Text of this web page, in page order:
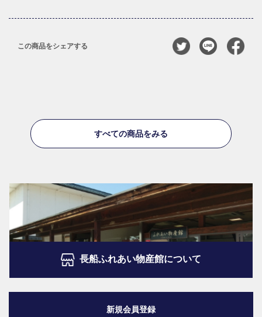
この商品をシェアする
すべての商品をみる
長船ふれあい物産館について
新規会員登録